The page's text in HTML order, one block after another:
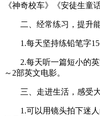
《神奇校车》《安徒生
二、经常练习，提升
1.每天坚持练铅笔字15
2.每天听一篇短小的英
～2部英文电影。
三、走进生活，感受大
1.可以用镜头拍下迷人